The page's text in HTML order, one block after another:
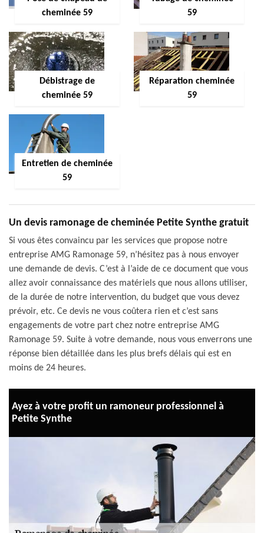
cheminée 59
59
Débistrage de
cheminée 59
Réparation cheminée
59
Entretien de cheminée
59
Un devis ramonage de cheminée Petite Synthe gratuit
Si vous êtes convaincu par les services que propose notre
entreprise AMG Ramonage 59, n’hésitez pas à nous envoyer
une demande de devis. C’est à l’aide de ce document que vous
allez avoir connaissance des matériels que nous allons utiliser,
de la durée de notre intervention, du budget que vous devez
prévoir, etc. Ce devis ne vous coûtera rien et c’est sans
engagements de votre part chez notre entreprise AMG
Ramonage 59. Suite à votre demande, nous vous enverrons une
réponse bien détaillée dans les plus brefs délais qui est en
moins de 24 heures.
Ayez à votre profit un ramoneur professionnel à
Petite Synthe